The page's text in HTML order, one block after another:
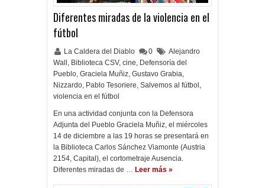
Diferentes miradas de la violencia en el
fútbol
La Caldera del Diablo 0
Alejandro
Wall , Biblioteca CSV, cine, Defensoría del
Pueblo, Graciela Muñiz, Gustavo Grabia,
Nizzardo, Pablo Tesoriere, Salvemos al fútbol ,
violencia en el fútbol
En una actividad conjunta con la Defensora
Adjunta del Pueblo Graciela Muñiz, el miércoles
14 de diciembre a las 19 horas se presentará en
la Biblioteca Carlos Sánchez Viamonte (Austria
2154, Capital), el cortometraje Ausencia.
Diferentes miradas de … Leer más »